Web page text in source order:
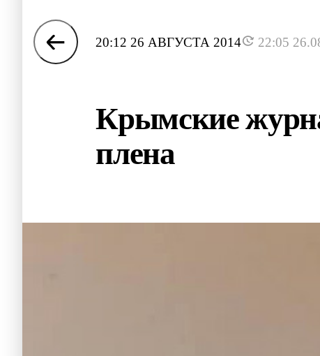
20:12 26 АВГУСТА 2014 22:05
Крымские
плена